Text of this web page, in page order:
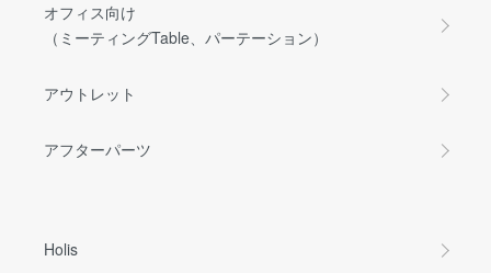
オフィス向け
（ミーティングTable、パーテーション）
アウトレット
アフターパーツ
Holis